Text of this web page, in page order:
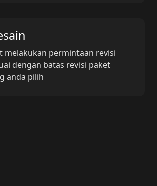
melakukan permintaan revisi
dengan batas revisi paket
anda pilih